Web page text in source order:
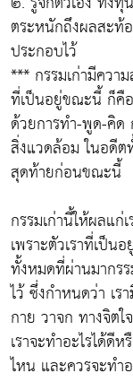
ตระหนักถึงผลสะท้
ประกอบไว้
*** กรรมเก่ามีควา
ที่เป็นอยู่ขณะนี้ ก็คื
ด้วยการทำ-พูด-คิ
สิ่งแวดล้อม ในอดี
สุดท้ายก่อนขณะนี้
กรรมเก่านี้ให้ผลแก่
เพราะตัวเราที่เป็
ทั้งหมดที่ผ่านมากร
ไว้ ซึ่งกำหนดว่า เ
กาย วาจก ทางจิต
เราจะทำอะไรได้ดี
ไหน และควรจะทำ